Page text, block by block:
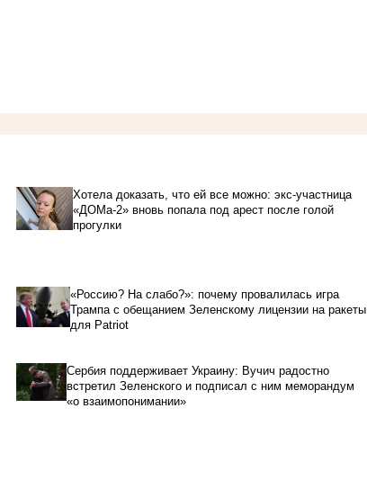
Хотела доказать, что ей все можно: экс-участница
«ДОМа-2» вновь попала под арест после голой
прогулки
«Россию? На слабо?»: почему провалилась игра
Трампа с обещанием Зеленскому лицензии на ракеты
для Patriot
Сербия поддерживает Украину: Вучич радостно
встретил Зеленского и подписал с ним меморандум
«о взаимопонимании»